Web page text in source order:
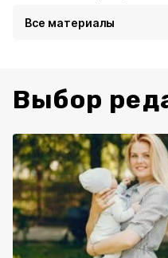
Все материалы
Выбор